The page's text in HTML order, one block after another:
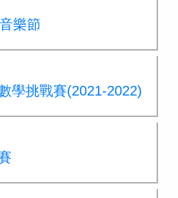
樂節
學挑戰賽(2021-2022)